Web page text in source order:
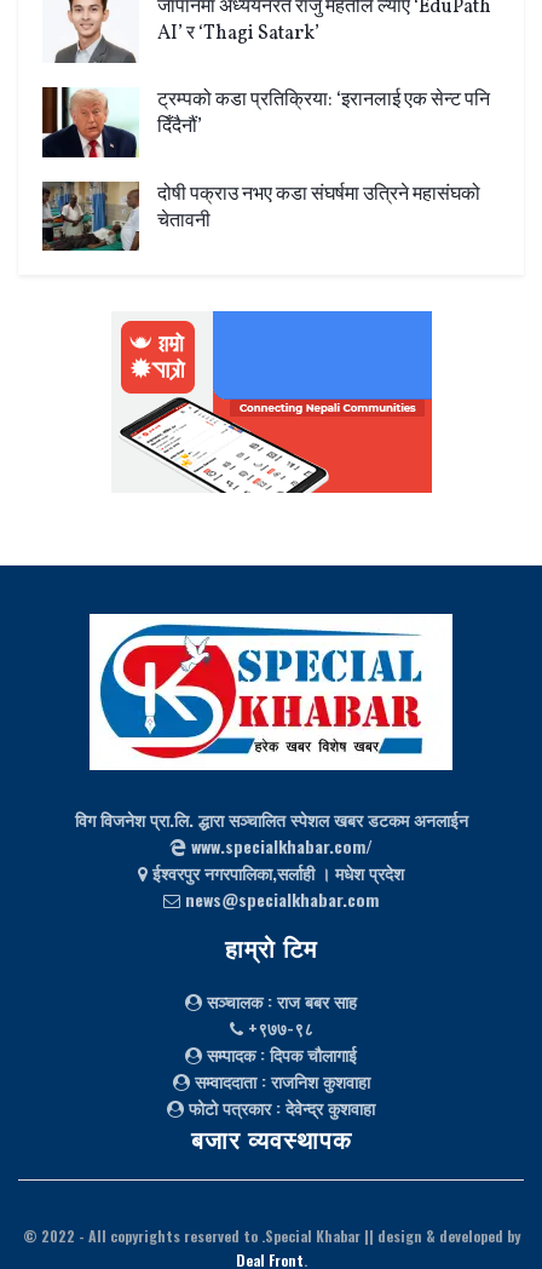
जापानमा अध्ययनरत राजु महतोले ल्याए ‘EduPath
AI’ र ‘Thagi Satark’
ट्रम्पको कडा प्रतिक्रिया: ‘इरानलाई एक सेन्ट पनि
दिँदैनौं’
दोषी पक्राउ नभए कडा संघर्षमा उत्रिने महासंघको
चेतावनी
विग विजनेश प्रा.लि. द्धारा सञ्चालित स्पेशल खबर डटकम अनलाईन
www.specialkhabar.com/
ईश्‍वरपुर नगरपालिका,सर्लाही । मधेश प्रदेश
news@specialkhabar.com
हाम्रो टिम
सञ्चालक: राज बबर साह
+९७७-९८
सम्पादक: दिपक चौलागाई
सम्वाददाता: राजनिश कुशवाहा
फोटो पत्रकार: देवेन्द्र कुशवाहा
बजार व्यवस्थापक
© 2022 - All copyrights reserved to .Special Khabar || design & developed by
Deal Front.